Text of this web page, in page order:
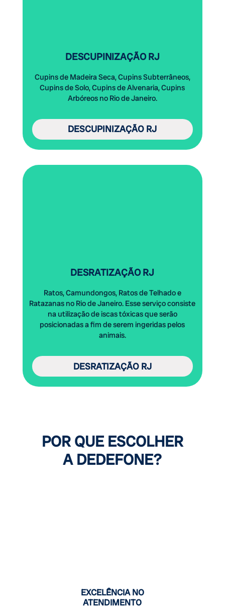
DESCUPINIZAÇÃO RJ
Cupins de Madeira Seca, Cupins Subterrâneos,
Cupins de Solo, Cupins de Alvenaria, Cupins
Arbóreos no Rio de Janeiro.
DESCUPINIZAÇÃO RJ
DESRATIZAÇÃO RJ
Ratos, Camundongos, Ratos de Telhado e
Ratazanas no Rio de Janeiro. Esse serviço consiste
na utilização de iscas tóxicas que serão
posicionadas a fim de serem ingeridas pelos
animais.
DESRATIZAÇÃO RJ
POR QUE ESCOLHER
A DEDEFONE?
EXCELÊNCIA NO
ATENDIMENTO